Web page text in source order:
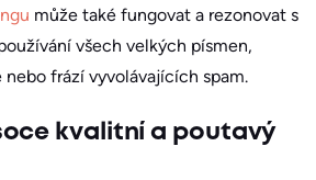
může také fungovat a rezonovat s
všech velkých písmen,
frází vyvolávajících spam.
kvalitní a poutavý